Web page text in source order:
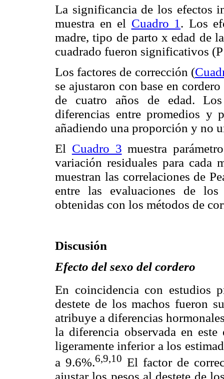
La significancia de los efectos
muestra en el Cuadro 1 . Los
madre, tipo de parto x edad de
cuadrado fueron significativos
Los factores de corrección (
se ajustaron con base en
de cuatro años de edad.
diferencias entre promedios y
añadiendo una proporción y no
El Cuadro 3 muestra
variación residuales para cada
muestran las correlaciones de
entre las evaluaciones de
obtenidas con los métodos de
Discusión
Efecto del sexo del cordero
En coincidencia con estudios
destete de los machos fueron
atribuye a diferencias
la diferencia observada en
ligeramente inferior a los
a 9.6%.6,9,10 El factor de